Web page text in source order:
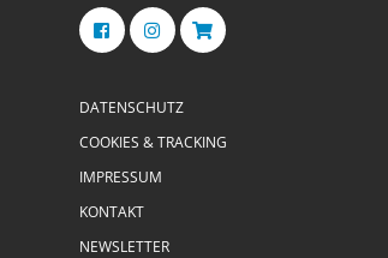
DATENSCHUTZ
COOKIES & TRACKING
IMPRESSUM
KONTAKT
NEWSLETTER